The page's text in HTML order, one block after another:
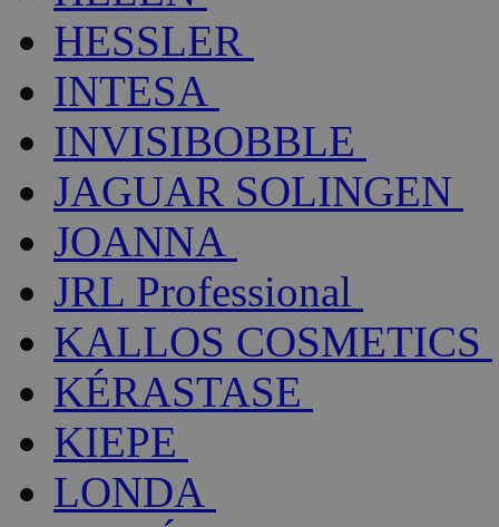
HESSLER
INTESA
INVISIBOBBLE
JAGUAR SOLINGEN
JOANNA
JRL Professional
KALLOS COSMETICS
KÉRASTASE
KIEPE
LONDA